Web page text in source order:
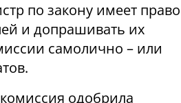
по закону имеет право
и допрашивать их
самолично – или
одобрила